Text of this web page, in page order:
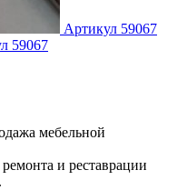
Артикул 59067
59067
мебельной
и реставрации